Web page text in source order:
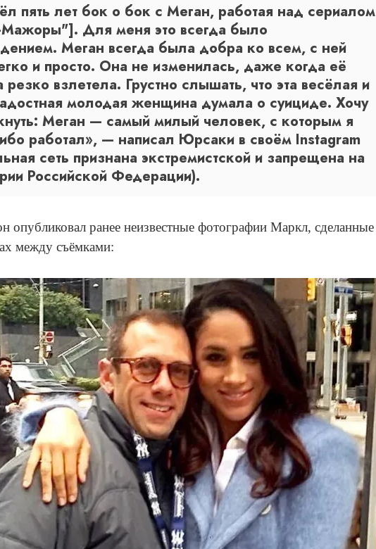
пять лет бок о бок с Меган, работая над сериалом
Для меня это всегда было
Меган всегда была добра ко всем, с ней
и просто. Она не изменилась, даже когда её
резко взлетела. Грустно слышать, что эта весёлая и
молодая женщина думала о суициде. Хочу
Меган — самый милый человек, с которым я
работал», — написал Юрсаки в своём Instagram
сеть признана экстремистской и запрещена на
Российской Федерации).
опубликовал ранее неизвестные фотографии Маркл, сделанные
между съёмками: